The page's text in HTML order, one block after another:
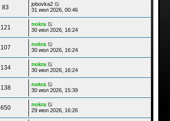
83
jobovka2
31 июл 2026, 00:46
121
nokra
30 июл 2026, 16:24
107
nokra
30 июл 2026, 16:24
134
nokra
30 июл 2026, 16:24
138
nokra
30 июл 2026, 15:39
650
nokra
29 июл 2026, 16:26